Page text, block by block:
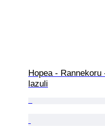
Hopea - Rannekoru
lazuli